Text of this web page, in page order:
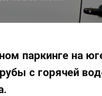
паркинге на
с горячей